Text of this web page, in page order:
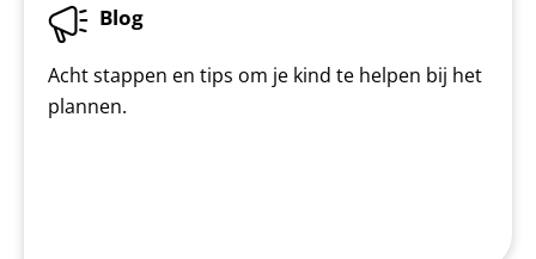
Blog
Acht stappen en tips om je kind te helpen bij het
plannen.